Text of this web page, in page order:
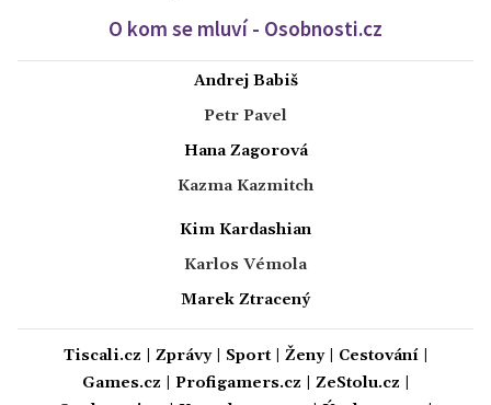
O kom se mluví - Osobnosti.cz
Andrej Babiš
Petr Pavel
Hana Zagorová
Kazma Kazmitch
Kim Kardashian
Karlos Vémola
Marek Ztracený
Tiscali.cz Zprávy| Sport| Ženy| Cestování|
Games.cz
Profigamers.cz ZeStolu.cz